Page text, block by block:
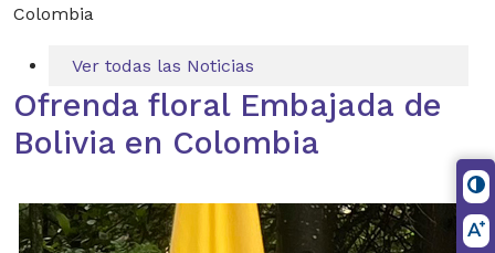
Colombia
Ver todas las Noticias
Ofrenda floral Embajada de
Bolivia en Colombia